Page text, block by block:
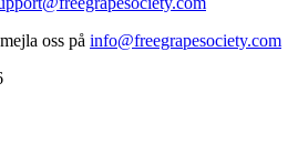
oss på info@freegrapesociety.com